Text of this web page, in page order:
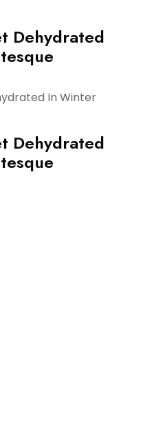
Dehydrated
Dehydrated